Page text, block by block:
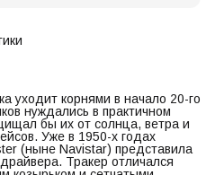
уходит корнями в начало 20-го
нуждались в практичном
бы их от солнца, ветра и
Уже в 1950-х годах
(ныне Navistar) представила
Тракер отличался